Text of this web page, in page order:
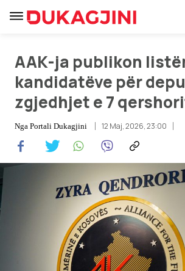
Lajme
Sport
Art Jete
Showbiz
AAK-ja publikon
kandidatëve për
zgjedhjet e 7
Nga Portali Dukagjini 12 Maj, 2026, 23:00